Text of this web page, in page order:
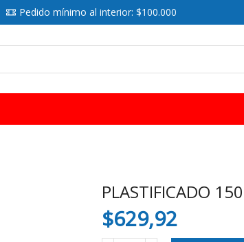
Pedido mínimo al interior: $100.000
PLASTIFICADO
$629,92